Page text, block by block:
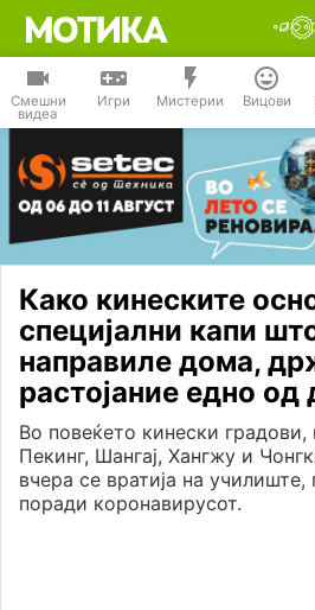
Смешни
видеа
Игри Мистерии Вицови
Како кинеските
специјални капи
направиле дома,
растојание едно од
Во повеќето кинески градови,
Пекинг, Шангај, Хангжу и
вчера се вратија на училиште,
поради коронавирусот.